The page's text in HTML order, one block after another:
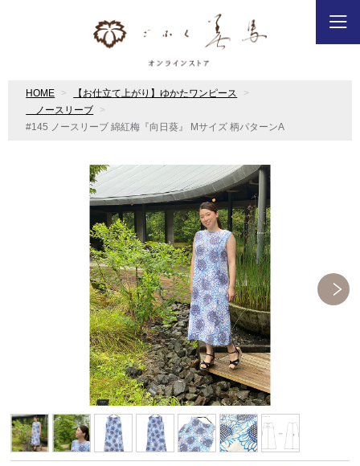
HOME
【お仕立て上がり】ゆかたワンピース
ノースリーブ
#145 ノースリーブ 綿紅梅『向日葵』 Mサイズ 柄パターンA